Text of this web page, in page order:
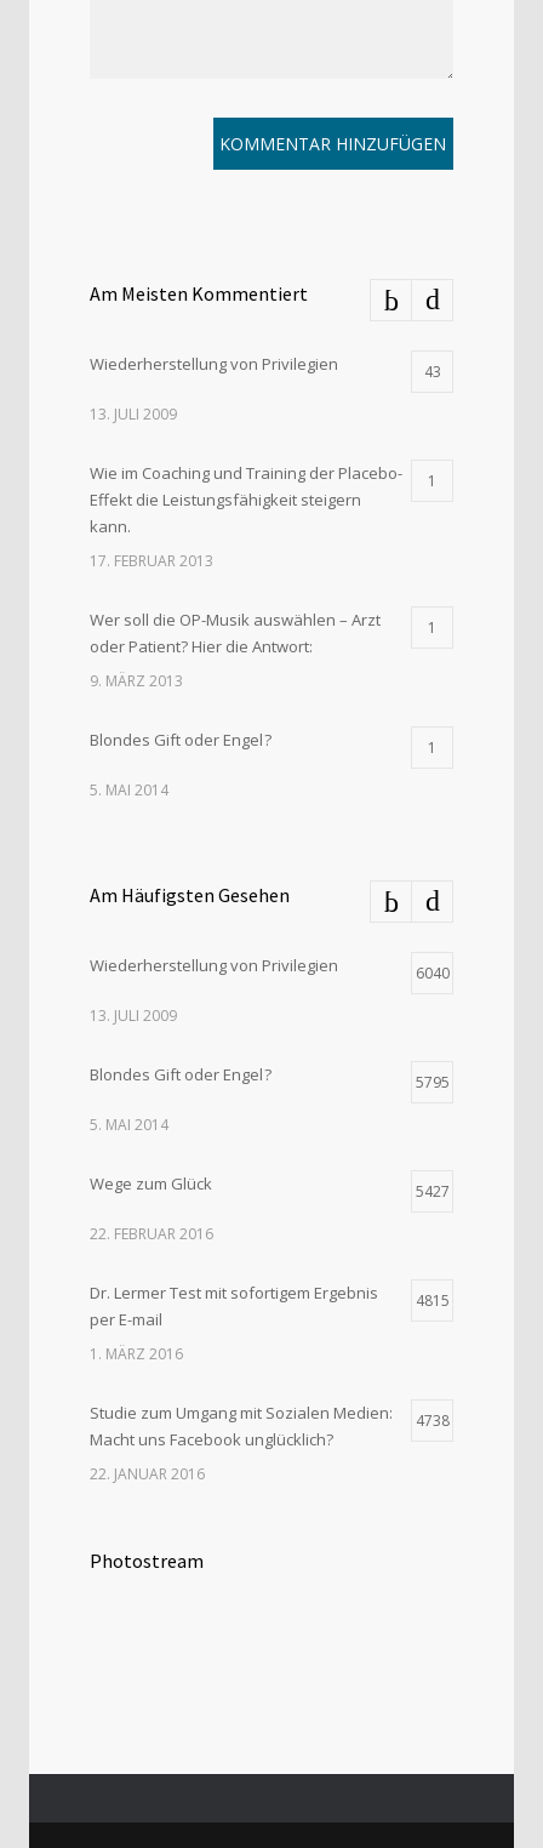
Am Meisten Kommentiert
Wiederherstellung von Privilegien 43
13. JULI 2009
Wie im Coaching und Training der Placebo-
Effekt die Leistungsfähigkeit steigern
kann.
1
17. FEBRUAR 2013
Wer soll die OP-Musik auswählen – Arzt
oder Patient? Hier die Antwort:
1
9. MÄRZ 2013
Blondes Gift oder Engel ? 1
5. MAI 2014
Am Häufigsten Gesehen
Wiederherstellung von Privilegien 6040
13. JULI 2009
Blondes Gift oder Engel ? 5795
5. MAI 2014
Wege zum Glück 5427
22. FEBRUAR 2016
Dr. Lermer Test mit sofortigem Ergebnis
per E-mail
4815
1. MÄRZ 2016
Studie zum Umgang mit Sozialen Medien:
Macht uns Facebook unglücklich?
4738
22. JANUAR 2016
Photostream